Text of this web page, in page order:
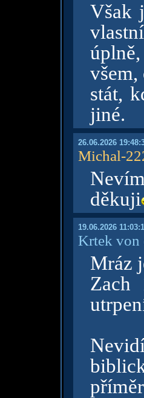
Však
stát,
jiné.
26.06.2026
Michal-
děkuji
19.06.2026
Krtek von
Mráz
Zach